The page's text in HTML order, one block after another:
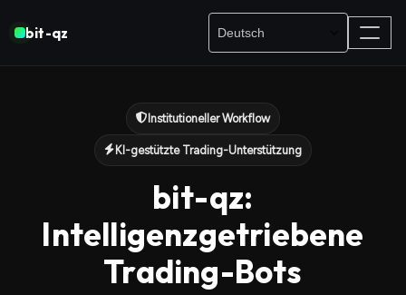
bit-qz
Institutioneller Workflow
KI-gestützte Trading-Unterstützung
bit-qz:
Intelligenzgetriebene
Trading-Bots